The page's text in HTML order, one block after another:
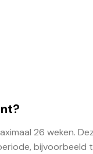
26 weken.
bijvoorbeeld